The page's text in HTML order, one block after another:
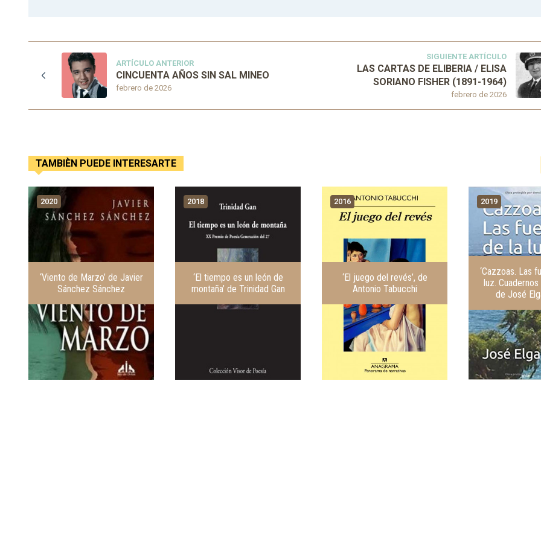
ARTÍCULO ANTERIOR
febrero de 2026
CINCUENTA AÑOS SIN SAL MINEO
SIGUIENTE ARTÍCULO
febrero de 2026
LAS CARTAS DE ELIBERIA / ELISA
SORIANO FISHER (1891-1964)
TAMBIÈN PUEDE INTERESARTE
2020
‘Viento de Marzo’ de Javier
Sánchez Sánchez
2018
‘El tiempo es un león de
montaña’ de Trinidad Gan
2016
‘El juego del revés’, de
Antonio Tabucchi
2019
‘Cazzoas. Las
luz.
de José